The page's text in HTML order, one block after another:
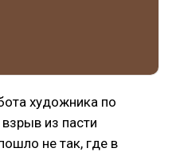
художника по
из пасти
не так, где в